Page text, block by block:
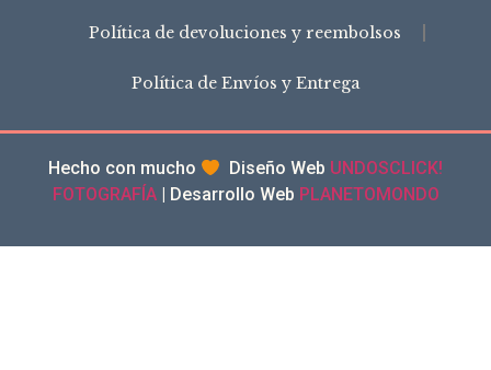
Política de devoluciones y reembolsos
Política de Envíos y Entrega
Hecho con mucho Diseño Web UNDOSCLICK!
FOTOGRAFÍA| Desarrollo Web PLANETOMONDO